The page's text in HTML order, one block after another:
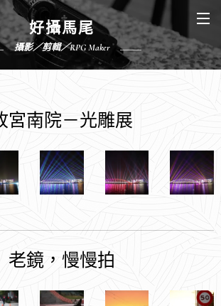
好攝馬尾
攝影／剪輯／RPG Maker
宮南院－光雕展
老鏡，慢慢拍